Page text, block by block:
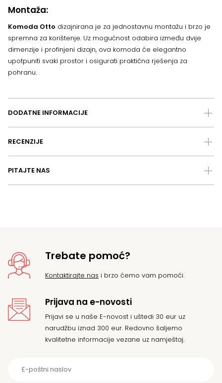
Montaža:
Komoda Otto dizajnirana je za jednostavnu montažu i brzo je
spremna za korištenje. Uz mogućnost odabira između dvije
dimenzije i profinjeni dizajn, ova komoda će elegantno
upotpuniti svaki prostor i osigurati praktična rješenja za
pohranu.
DODATNE INFORMACIJE
RECENZIJE
PITAJTE NAS
Trebate pomoć?
Kontaktirajte nas i brzo ćemo vam pomoći.
Prijava na e-novosti
Prijavi se u naše E-novost i uštedi 30 eur uz
narudžbu iznad 300 eur. Redovno šaljemo
kvalitetne informacije vezane uz namještaj.